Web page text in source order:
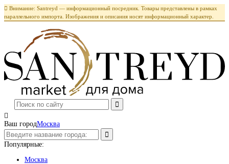
 Внимание: Santreyd — информационный посредник. Товары представлены в рамках
параллельного импорта. Изображения и описания носят информационный характер.

Ваш городМосква
Популярные:
Москва